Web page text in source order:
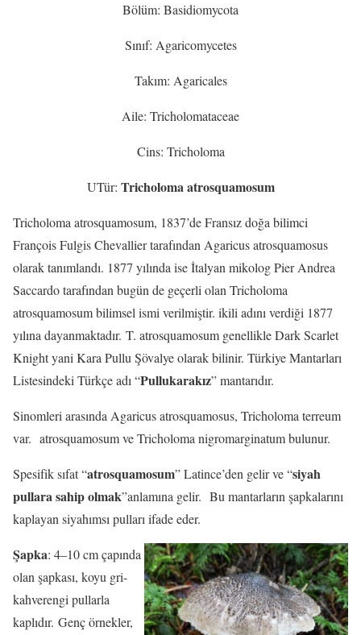
Bölüm: Basidiomycota
Sınıf: Agaricomycetes
Takım: Agaricales
Aile: Tricholomataceae
Cins: Tricholoma
UTür: Tricholoma atrosquamosum
Tricholoma atrosquamosum, 1837’de Fransız doğa bilimci
François Fulgis Chevallier tarafından Agaricus atrosquamosus
olarak tanımlandı. 1877 yılında ise İtalyan mikolog Pier Andrea
Saccardo tarafından bugün de geçerli olan Tricholoma
atrosquamosum bilimsel ismi verilmiştir. ikili adını verdiği 1877
yılına dayanmaktadır. T. atrosquamosum genellikle Dark Scarlet
Knight yani Kara Pullu Şövalye olarak bilinir. Türkiye Mantarları
Listesindeki Türkçe adı “Pullukarakız” mantarıdır.
Sinomleri arasında Agaricus atrosquamosus, Tricholoma terreum
var. atrosquamosum ve Tricholoma nigromarginatum bulunur.
Spesifik sıfat “atrosquamosum” Latince’den gelir ve “siyah
pullara sahip olmak”anlamına gelir. Bu mantarların şapkalarını
kaplayan siyahımsı pulları ifade eder.
Şapka: 4–10 cm çapında
olan şapkası, koyu gri-
kahverengi pullarla
kaplıdır. Genç örnekler,